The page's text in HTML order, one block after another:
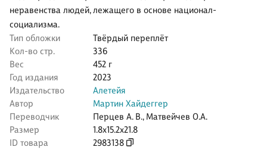
неравенства людей, лежащего в основе национал-
социализма.
Тип обложки
Твёрдый переплёт
Кол-во стр.
336
Вес
452 г
Год издания
2023
Издательство
Алетейя
Автор
Мартин Хайдеггер
Переводчик
Перцев А. В., Матвейчев О.А.
Размер
1.8x15.2x21.8
ID товара
2983138